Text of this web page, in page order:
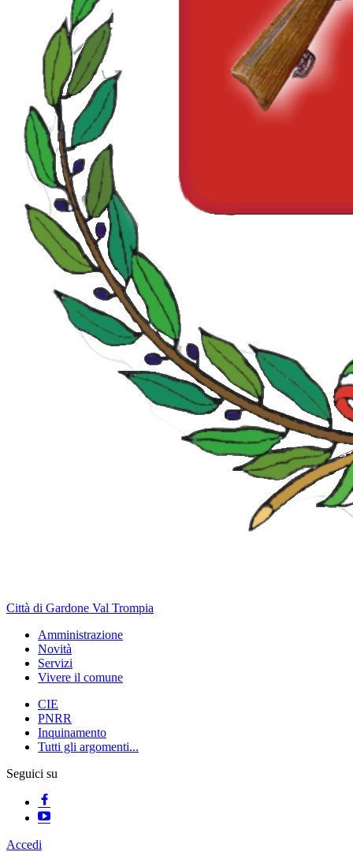
Città di Gardone Val Trompia
Amministrazione
Novità
Servizi
Vivere il comune
CIE
PNRR
Inquinamento
Tutti gli argomenti...
Seguici su
Accedi